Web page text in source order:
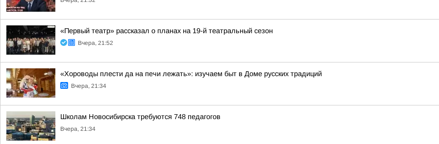
«Первый театр» рассказал о планах на 19-й театральный сезон
Вчера, 21:52
«Хороводы плести да на печи лежать»: изучаем быт в Доме русских традиций
Вчера, 21:34
Школам Новосибирска требуются 748 педагогов
Вчера, 21:34